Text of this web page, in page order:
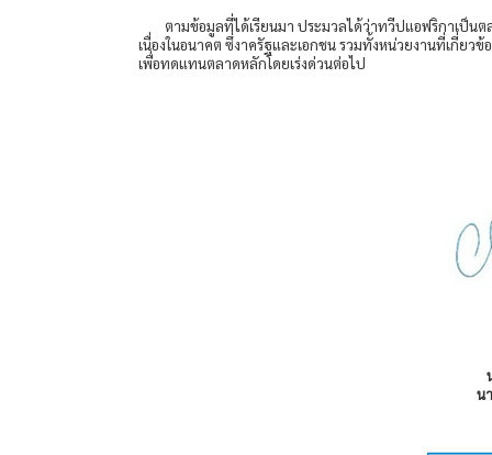
ตามข้อมูลที่ได้เรียนมา ประมวลได้ว่าทวีปแอฟริกาเป็น
เนื่องในอนาคต ซึ่งาครัฐและเอกชน รวมทั้งหน่วยงานที่เกี่ยว
เพื่อทดแทนตลาดหลักโดยเร่งด่วนต่อไป
น